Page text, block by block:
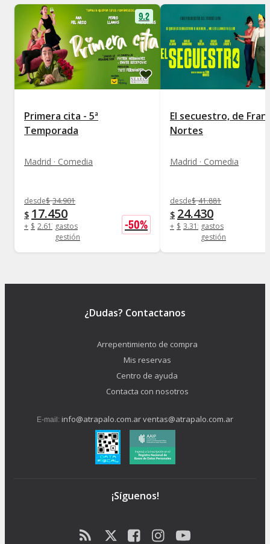
9.2
Primera cita - 5ª
Temporada
Madrid · Comedia
desde$ 34.901
$ 17.450
+ $ 2.617 gastos
gestión
-50%
El secuestro, de Fran
Nortes
Madrid · Comedia
desde$ 41.881
$ 24.430
+ $ 3.315 gastos
gestión
¿Dudas? Contactanos
Arrepentimiento de compra
Mis reservas
Centro de ayuda
Contacta con nosotros
E-mail: info@atrapalo.com.arventas@atrapalo.com.ar
¡Síguenos!